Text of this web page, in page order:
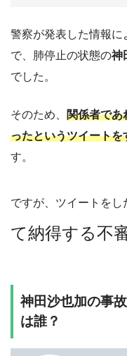
警察が発表した情報に
で、肺停止の状態の神
でした。
そのため、 関係者であ
ったというツイートを
す。
ですが、ツイートをし
て納得する不
神田沙也加の事
は誰？